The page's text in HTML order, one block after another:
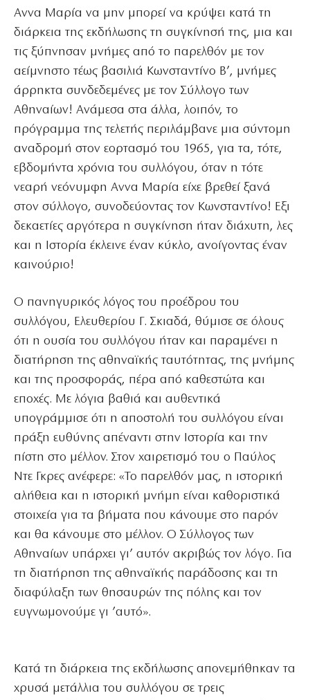
Αννα Μαρία να μην μπορεί να κρύψει κατά τη
διάρκεια της εκδήλωσης τη συγκίνησή της, μια και
τις ξύπνησαν μνήμες από το παρελθόν με τον
αείμνηστο τέως βασιλιά Κωνσταντίνο Β’, μνήμες
άρρηκτα συνδεδεμένες με τον Σύλλογο των
Αθηναίων! Ανάμεσα στα άλλα, λοιπόν, το
πρόγραμμα της τελετής περιλάμβανε μια σύντομη
αναδρομή στον εορτασμό του 1965, για τα, τότε,
εβδομήντα χρόνια του συλλόγου, όταν η τότε
νεαρή νεόνυμφη Αννα Μαρία είχε βρεθεί ξανά
στον σύλλογο, συνοδεύοντας τον Κωνσταντίνο! Εξι
δεκαετίες αργότερα η συγκίνηση ήταν διάχυτη, λες
και η Ιστορία έκλεινε έναν κύκλο, ανοίγοντας έναν
καινούριο!
Ο πανηγυρικός λόγος του προέδρου του
συλλόγου, Ελευθερίου Γ. Σκιαδά, θύμισε σε όλους
ότι η ουσία του συλλόγου ήταν και παραμένει η
διατήρηση της αθηναϊκής ταυτότητας, της μνήμης
και της προσφοράς, πέρα από καθεστώτα και
εποχές. Με λόγια βαθιά και αυθεντικά
υπογράμμισε ότι η αποστολή του συλλόγου είναι
πράξη ευθύνης απέναντι στην Ιστορία και την
πίστη στο μέλλον. Στον χαιρετισμό του ο Παύλος
Ντε Γκρες ανέφερε: «Το παρελθόν μας, η ιστορική
αλήθεια και η ιστορική μνήμη είναι καθοριστικά
στοιχεία για τα βήματα που κάνουμε στο παρόν
και θα κάνουμε στο μέλλον. Ο Σύλλογος των
Αθηναίων υπάρχει γι’ αυτόν ακριβώς τον λόγο. Για
τη διατήρηση της αθηναϊκής παράδοσης και τη
διαφύλαξη των θησαυρών της πόλης και τον
ευγνωμονούμε γι ’αυτό».
Κατά τη διάρκεια της εκδήλωσης απονεμήθηκαν τα
χρυσά μετάλλια του συλλόγου σε τρεις